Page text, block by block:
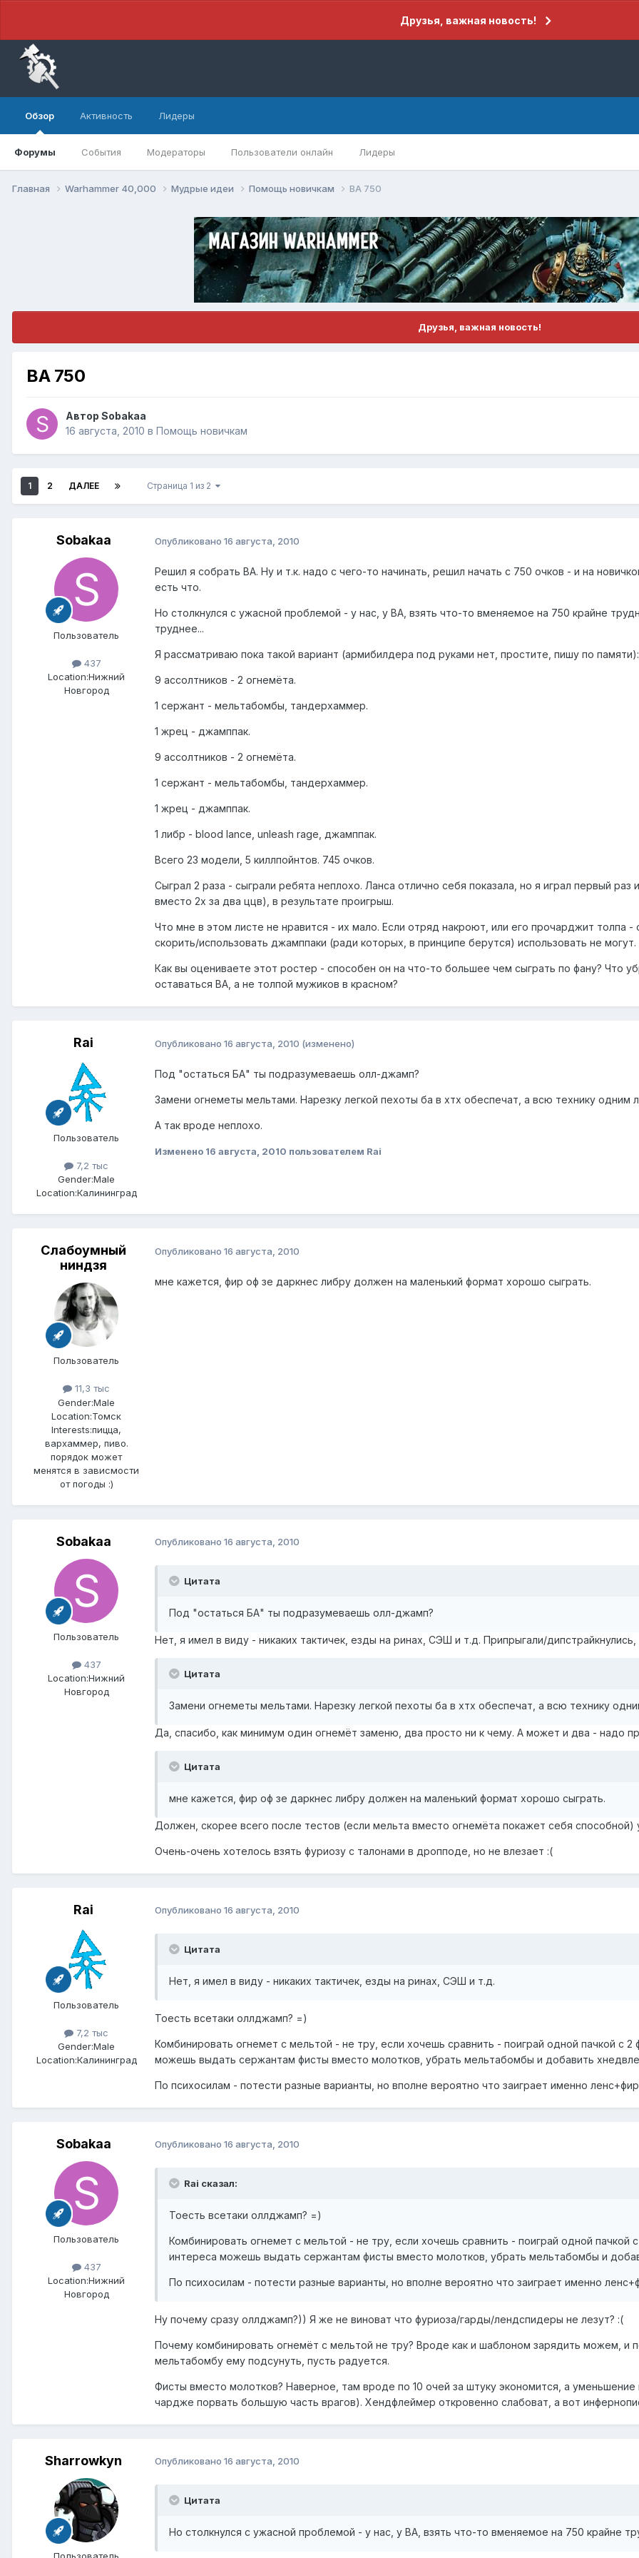
Друзья, важная новость!
Обзор
Форумы События Модераторы Пользователи онлайн Лидеры
Активность Лидеры
Главная Warhammer 40,000 Мудрые идеи Помощь новичкам BA 750
Друзья, важная новость!
BA 750
Автор Sobakaa
16 августа, 2010 в Помощь новичкам
1 2 ДАЛЕЕ Страница 1 из 2
Sobakaa
Пользователь
437
Location:Нижний
Новгород
Опубликовано 16 августа, 2010
Решил я собрать BA. Ну и т.к. надо с чего-то начинать, решил начать с 750 очков - и на
есть что.
Но столкнулся с ужасной проблемой - у нас, у BA, взять что-то вменяемое на 750 крайне
труднее...
Я рассматриваю пока такой вариант (армибилдера под руками нет, простите, пишу по памяти):
9 ассолтников - 2 огнемёта.
1 сержант - мельтабомбы, тандерхаммер.
1 жрец - джамппак.
9 ассолтников - 2 огнемёта.
1 сержант - мельтабомбы, тандерхаммер.
1 жрец - джамппак.
1 либр - blood lance, unleash rage, джамппак.
Всего 23 модели, 5 киллпойнтов. 745 очков.
Сыграл 2 раза - сыграли ребята неплохо. Ланса отлично себя показала, но я играл первый
вместо 2х за два ццв), в результате проигрыш.
Что мне в этом листе не нравится - их мало. Если отряд накроют, или его прочарджит толпа -
скорить/использовать джамппаки (ради которых, в принципе берутся) использовать не могут.
Как вы оцениваете этот ростер - способен он на что-то большее чем сыграть по фану? Что
оставаться BA, а не толпой мужиков в красном?
Rai
Пользователь
7,2 тыс
Gender:Male
Location:Калининград
Опубликовано 16 августа, 2010 (изменено)
Под "остаться БА" ты подразумеваешь олл-джамп?
Замени огнеметы мельтами. Нарезку легкой пехоты ба в хтх обеспечат, а всю технику одним
А так вроде неплохо.
Изменено 16 августа, 2010 пользователем Rai
Слабоумный
ниндзя
Пользователь
11,3 тыс
Gender:Male
Location:Томск
Interests:пицца,
вархаммер, пиво.
порядок может
менятся в зависмости
от погоды :)
Опубликовано 16 августа, 2010
мне кажется, фир оф зе даркнес либру должен на маленький формат хорошо сыграть.
Sobakaa
Пользователь
437
Location:Нижний
Новгород
Опубликовано 16 августа, 2010
Цитата
Под "остаться БА" ты подразумеваешь олл-джамп?
Нет, я имел в виду - никаких тактичек, езды на ринах, СЭШ и т.д. Припрыгали/
Цитата
Замени огнеметы мельтами. Нарезку легкой пехоты ба в хтх обеспечат, а всю технику
Да, спасибо, как минимум один огнемёт заменю, два просто ни к чему. А может и два - надо
Цитата
мне кажется, фир оф зе даркнес либру должен на маленький формат хорошо сыграть.
Должен, скорее всего после тестов (если мельта вместо огнемёта покажет себя способной)
Очень-очень хотелось взять фуриозу с талонами в дропподе, но не влезает :(
Rai
Пользователь
7,2 тыс
Gender:Male
Location:Калининград
Опубликовано 16 августа, 2010
Цитата
Нет, я имел в виду - никаких тактичек, езды на ринах, СЭШ и т.д.
Тоесть всетаки оллджамп? =)
Комбинировать огнемет с мельтой - не тру, если хочешь сравнить - поиграй одной пачкой с
можешь выдать сержантам фисты вместо молотков, убрать мельтабомбы и добавить
По психосилам - потести разные варианты, но вполне вероятно что заиграет именно
Sobakaa
Пользователь
437
Location:Нижний
Новгород
Опубликовано 16 августа, 2010
Rai сказал:
Тоесть всетаки оллджамп? =)
Комбинировать огнемет с мельтой - не тру, если хочешь сравнить - поиграй одной
интереса можешь выдать сержантам фисты вместо молотков, убрать мельтабомбы и
По психосилам - потести разные варианты, но вполне вероятно что заиграет именно
Ну почему сразу оллджамп?)) Я же не виноват что фуриоза/гарды/лендспидеры не лезут? :(
Почему комбинировать огнемёт с мельтой не тру? Вроде как и шаблоном зарядить можем, и
мельтабомбу ему подсунуть, пусть радуется.
Фисты вместо молотков? Наверное, там вроде по 10 очей за штуку экономится, а
чардже порвать большую часть врагов). Хендфлеймер откровенно слабоват, а вот
Sharrowkyn Опубликовано 16 августа, 2010
Цитата
Но столкнулся с ужасной проблемой - у нас, у BA, взять что-то вменяемое на 750 крайне